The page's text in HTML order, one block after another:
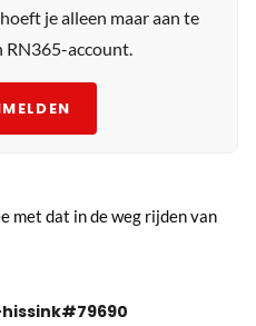
je alleen maar aan te
RN365-account.
met dat in de weg rijden van